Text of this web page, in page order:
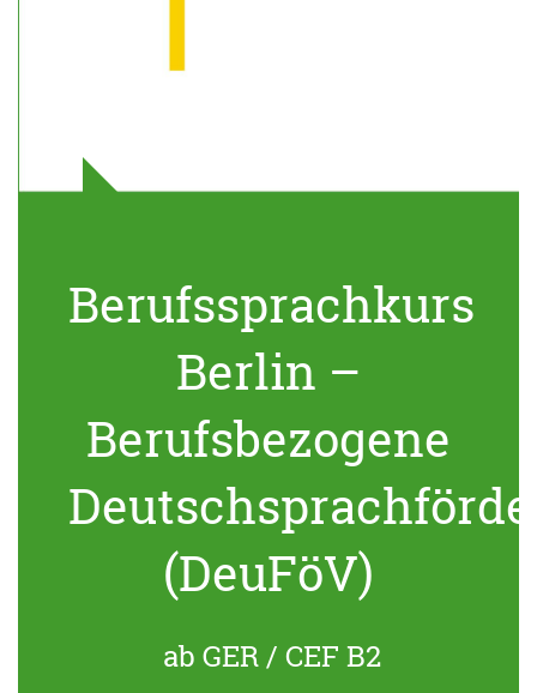
Berufssprachkurs
Berlin –
Berufsbezogene
(DeuFöV)
ab GER / CEF B2